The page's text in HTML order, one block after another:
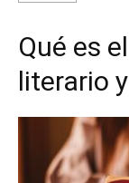
Qué es
literario